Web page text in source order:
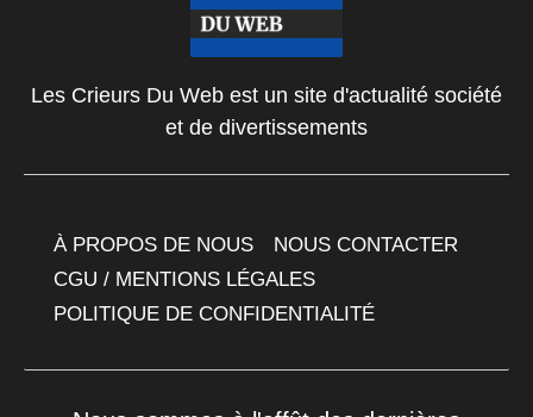
Les Crieurs Du Web est un site d'actualité société
et de divertissements
À PROPOS DE NOUS
NOUS CONTACTER
CGU / MENTIONS LÉGALES
POLITIQUE DE CONFIDENTIALITÉ